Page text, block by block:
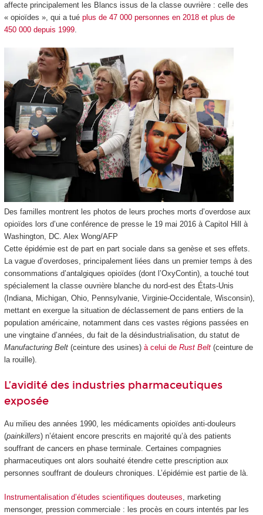
affecte principalement les Blancs issus de la classe ouvrière : celle des
« opioïdes », qui a tué plus de 47 000 personnes en 2018 et plus de
450 000 depuis 1999.
Des familles montrent les photos de leurs proches morts d’overdose aux
opioïdes lors d’une conférence de presse le 19 mai 2016 à Capitol Hill à
Washington, DC. Alex Wong/AFP
Cette épidémie est de part en part sociale dans sa genèse et ses effets.
La vague d’overdoses, principalement liées dans un premier temps à des
consommations d’antalgiques opioïdes (dont l’OxyContin), a touché tout
spécialement la classe ouvrière blanche du nord-est des États-Unis
(Indiana, Michigan, Ohio, Pennsylvanie, Virginie-Occidentale, Wisconsin),
mettant en exergue la situation de déclassement de pans entiers de la
population américaine, notamment dans ces vastes régions passées en
une vingtaine d’années, du fait de la désindustrialisation, du statut de
Manufacturing Belt(ceinture des usines) à celui de Rust Belt(ceinture de
la rouille).
L’avidité des industries pharmaceutiques
exposée
Au milieu des années 1990, les médicaments opioïdes anti-douleurs
(painkillers) n’étaient encore prescrits en majorité qu’à des patients
souffrant de cancers en phase terminale. Certaines compagnies
pharmaceutiques ont alors souhaité étendre cette prescription aux
personnes souffrant de douleurs chroniques. L’épidémie est partie de là.
Instrumentalisation d’études scientifiques douteuses , marketing
mensonger, pression commerciale : les procès en cours intentés par les